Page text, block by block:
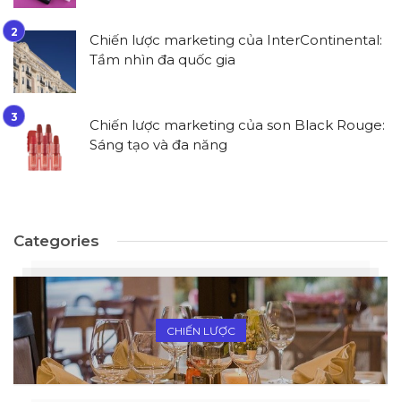
Chiến lược marketing của InterContinental:
Tầm nhìn đa quốc gia
Chiến lược marketing của son Black Rouge:
Sáng tạo và đa năng
Categories
CHIẾN LƯỢC